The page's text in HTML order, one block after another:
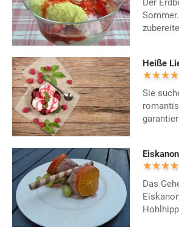
Der
Heiße
Sie
Das